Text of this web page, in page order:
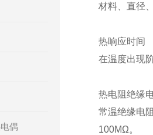
偶
材料、直径
热响应时间
在温度出现
热电阻绝缘
常温绝缘电
100MΩ。